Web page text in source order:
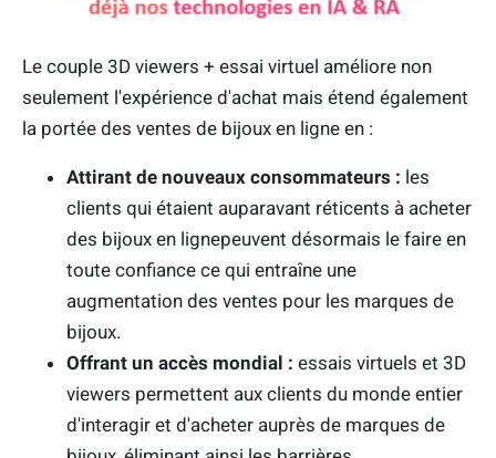
Le couple 3D viewers + essai virtuel améliore non
seulement l'expérience d'achat mais étend également
la portée des ventes de bijoux en ligne en :
Attirant de nouveaux consommateurs : les
clients qui étaient auparavant réticents à acheter
des bijoux en lignepeuvent désormais le faire en
toute confiance ce qui entraîne une
augmentation des ventes pour les marques de
bijoux.
Offrant un accès mondial : essais virtuels et 3D
viewers permettent aux clients du monde entier
d'interagir et d'acheter auprès de marques de